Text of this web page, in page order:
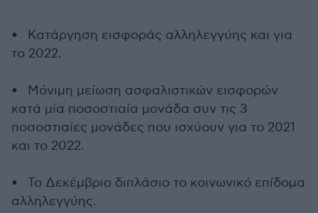
• Κατάργηση εισφοράς αλληλεγγύης και για
το 2022.
• Μόνιμη μείωση ασφαλιστικών εισφορών
κατά μία ποσοστιαία μονάδα συν τις 3
ποσοστιαίες μονάδες που ισχύουν για το 2021
και το 2022.
• Το Δεκέμβριο διπλάσιο το κοινωνικό επίδομα
αλληλεγγύης.